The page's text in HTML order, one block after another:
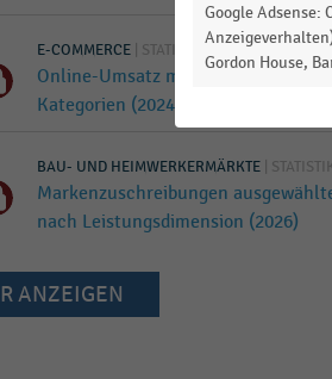
E-COMMERCE STATISTIK
Online-Umsatz mit digitalen
Kategorien (2024-2025)
BAU- UND HEIMWERKERMÄRKTE
Markenzuschreibungen
nach Leistungsdimension (2026)
ANZEIGEN
Google Adsense:
Gordon House,